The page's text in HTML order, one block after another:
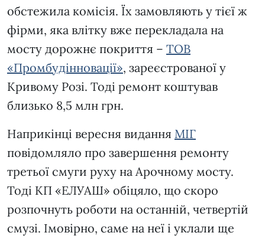
обстежила комісія. Їх замовляють у тієї ж
фірми, яка влітку вже перекладала на
мосту дорожнє покриття – ТОВ
«Промбудінновації», зареєстрованої у
Кривому Розі. Тоді ремонт коштував
близько 8,5 млн грн.
Наприкінці вересня видання МІГ
повідомляло про завершення ремонту
третьої смуги руху на Арочному мосту.
Тоді КП «ЕЛУАШ» обіцяло, що скоро
розпочнуть роботи на останній, четвертій
смузі. Імовірно, саме на неї і уклали ще